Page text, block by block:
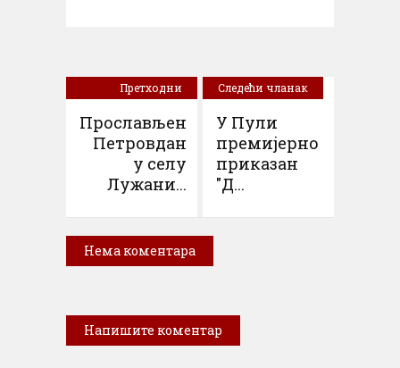
Претходни
Прослављен
Петровдан
у селу
Лужани...
Следећи чланак
У Пули
премијерно
приказан
"Д...
Нема коментара
Напишите коментар